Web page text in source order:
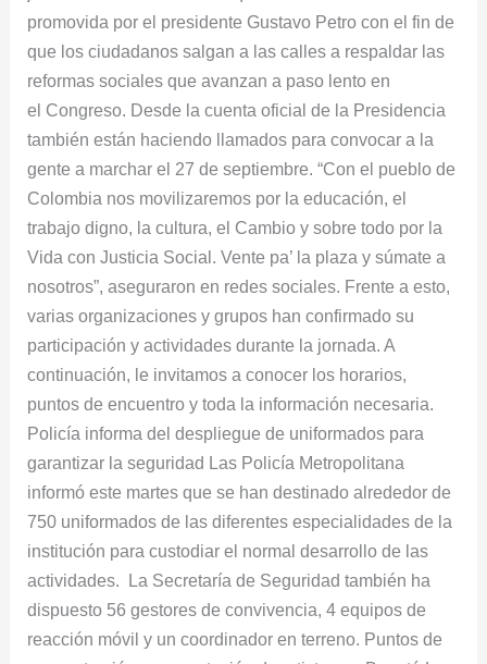
promovida por el presidente Gustavo Petro con el fin de
que los ciudadanos salgan a las calles a respaldar las
reformas sociales que avanzan a paso lento en
el Congreso. Desde la cuenta oficial de la Presidencia
también están haciendo llamados para convocar a la
gente a marchar el 27 de septiembre. “Con el pueblo de
Colombia nos movilizaremos por la educación, el
trabajo digno, la cultura, el Cambio y sobre todo por la
Vida con Justicia Social. Vente pa’ la plaza y súmate a
nosotros”, aseguraron en redes sociales. Frente a esto,
varias organizaciones y grupos han confirmado su
participación y actividades durante la jornada. A
continuación, le invitamos a conocer los horarios,
puntos de encuentro y toda la información necesaria.
Policía informa del despliegue de uniformados para
garantizar la seguridad Las Policía Metropolitana
informó este martes que se han destinado alrededor de
750 uniformados de las diferentes especialidades de la
institución para custodiar el normal desarrollo de las
actividades. La Secretaría de Seguridad también ha
dispuesto 56 gestores de convivencia, 4 equipos de
reacción móvil y un coordinador en terreno. Puntos de
de
27
de
septiembr